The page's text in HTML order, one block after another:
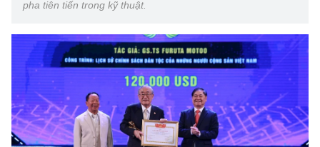
pha tiên tiến trong kỹ thuật.